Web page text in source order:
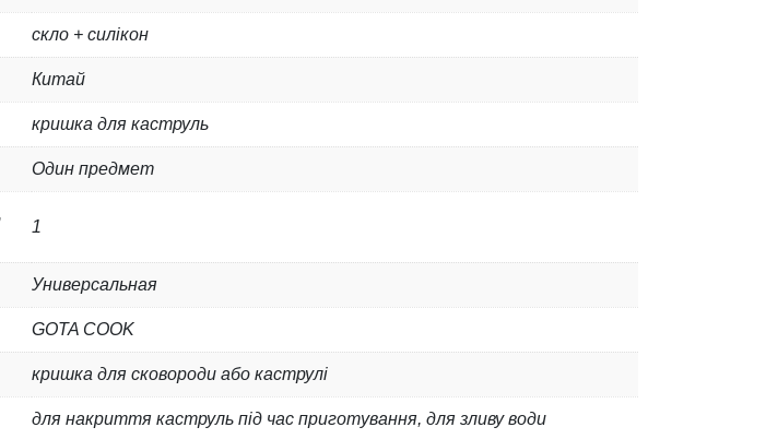
скло + силікон
Китай
кришка для каструль
Один предмет
1
Универсальная
GOTA COOK
кришка для сковороди або каструлі
для накриття каструль під час приготування, для зливу води